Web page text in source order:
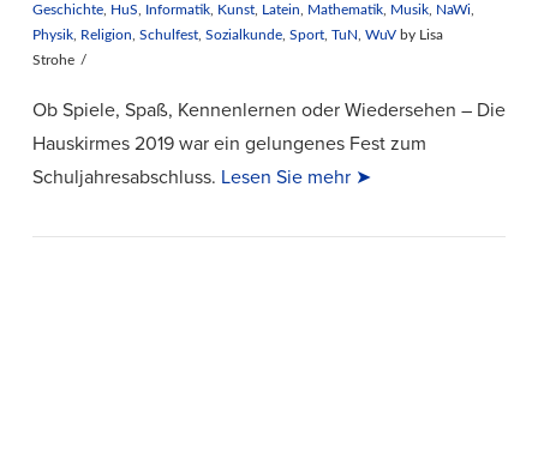
Geschichte, HuS Informatik, Kunst, Latein Mathematik, Musik, NaWi,
Physik, Religion Schulfest, Sozialkunde, Sport, TuN WuVby Lisa
Strohe
Ob Spiele, Spaß, Kennenlernen oder Wiedersehen – Die
Hauskirmes 2019 war ein gelungenes Fest zum
Schuljahresabschluss. Lesen Sie mehr ➤